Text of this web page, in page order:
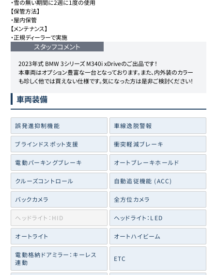
・雪の無い期間に2週に1度の使用
【保管方法】
・屋内保管
【メンテナンス】
・正規ディーラーで実施
スタッフコメント
2023年式 BMW 3シリーズ M340i xDriveのご出品です！
本車両はオプション豊富な一台となっております。また、内外装のカラー
も珍しく他では買えない仕様です。気になった方は是非ご検討ください！
車両装備
誤発進抑制機能 車線逸脱警報
ブラインドスポット支援 衝突軽減ブレーキ
電動パーキングブレーキ オートブレーキホールド
クルーズコントロール 自動追従機能 (ACC)
バックカメラ 全方位カメラ
ヘッドライト：HID ヘッドライト：LED
オートライト オートハイビーム
電動格納ドアミラー：キーレス
連動
ETC